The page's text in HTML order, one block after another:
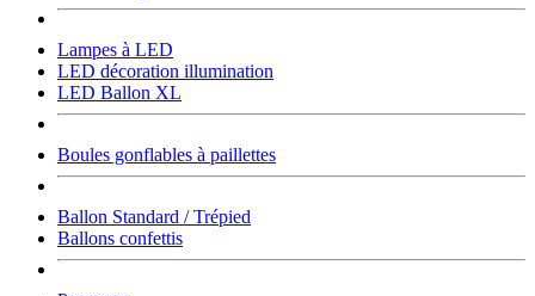
Lampes à LED
LED décoration illumination
LED Ballon XL
Boules gonflables à paillettes
Ballon Standard / Trépied
Ballons confettis